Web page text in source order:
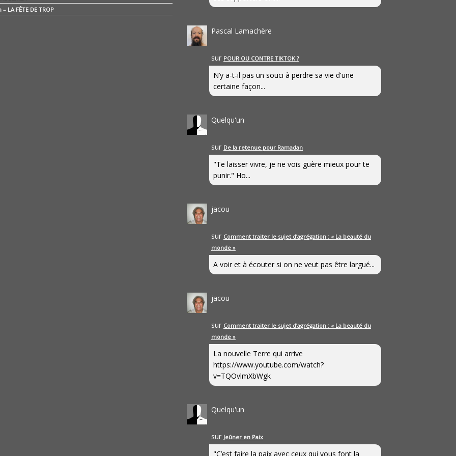
LA FÊTE DE TROP
Pascal Lamachère
sur POUR OU CONTRE TIKTOK ?
N’y a-t-il pas un souci à perdre sa vie d'une
certaine façon...
Quelqu'un
sur De la retenue pour Ramadan
"Te laisser vivre, je ne vois guère mieux pour te
punir." Ho...
jacou
sur Comment traiter le sujet d’agrégation : « La beauté du
monde »
A voir et à écouter si on ne veut pas être largué...
jacou
sur Comment traiter le sujet d’agrégation : « La beauté du
monde »
La nouvelle Terre qui arrive
https://www.youtube.com/watch?
v=TQOvlmXbWgk
Quelqu'un
sur Jeûner en Paix
"C’est faire la paix avec ceux qui vous font la